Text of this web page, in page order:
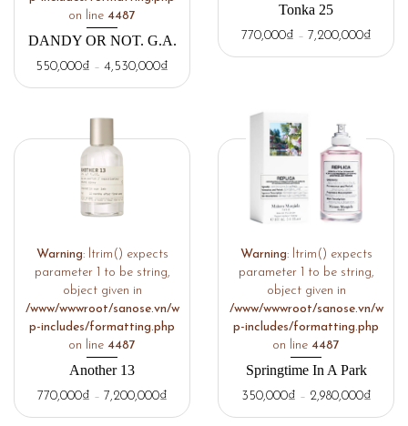
on line 4487
DANDY OR NOT. G.A.
550,000₫ – 4,530,000₫
Tonka 25
770,000₫ – 7,200,000₫
Warning: ltrim() expects
parameter 1 to be string,
object given in
/www/wwwroot/sanose.vn/w
p-includes/formatting.php
on line 4487
Another 13
770,000₫ – 7,200,000₫
Warning: ltrim() expects
parameter 1 to be string,
object given in
/www/wwwroot/sanose.vn/w
p-includes/formatting.php
on line 4487
Springtime In A Park
350,000₫ – 2,980,000₫